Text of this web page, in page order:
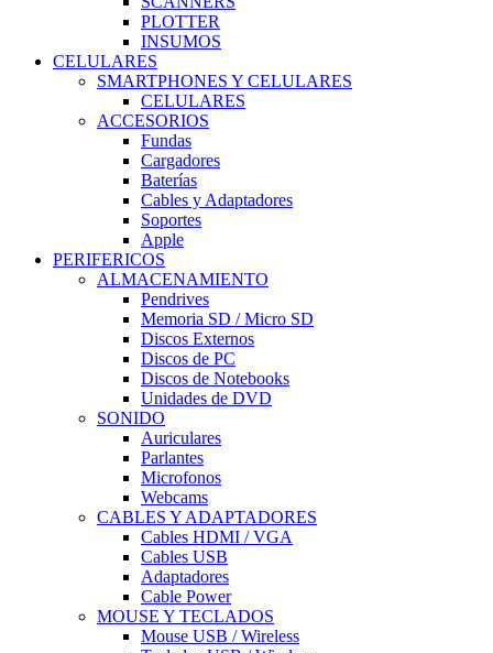
PLOTTER
INSUMOS
CELULARES
SMARTPHONES Y CELULARES
CELULARES
ACCESORIOS
Fundas
Cargadores
Baterías
Cables y Adaptadores
Soportes
Apple
PERIFERICOS
ALMACENAMIENTO
Pendrives
Memoria SD / Micro SD
Discos Externos
Discos de PC
Discos de Notebooks
Unidades de DVD
SONIDO
Auriculares
Parlantes
Microfonos
Webcams
CABLES Y ADAPTADORES
Cables HDMI / VGA
Cables USB
Adaptadores
Cable Power
MOUSE Y TECLADOS
Mouse USB / Wireless